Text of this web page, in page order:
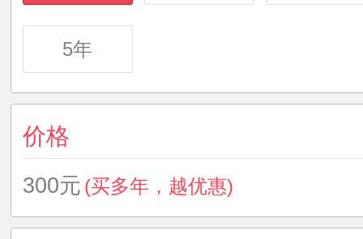
5年
价格
300元 (买多年，越优惠)